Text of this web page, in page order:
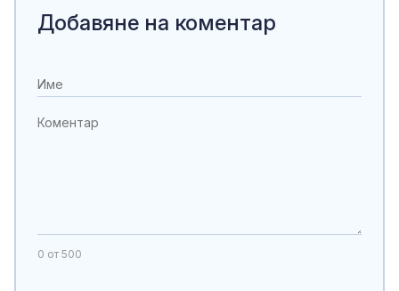
Добавяне на коментар
0 от 500